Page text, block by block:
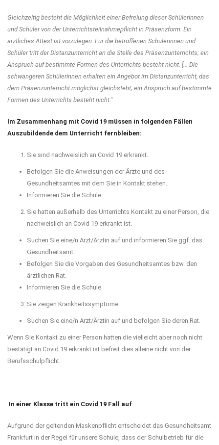
Gleichzeitig besteht die Möglichkeit einer Befreiung dieser Schülerinnen
und Schüler von der Unterrichtsteilnahmepflicht in Präsenzform. Ein
ärztliches Attest ist vorzulegen. Für die betroffenen Schülerinnen und
Schüler tritt der Distanzunterricht an die Stelle des Präsenzunterrichts; ein
Anspruch auf bestimmte Formen des Unterrichts besteht nicht. [... Die
schwangeren Schülerinnen erhalten ein Angebot im Distanzunterricht, das
dem Präsenzunterricht möglichst gleichsteht; ein Anspruch auf bestimmte
Formen des Unterrichts besteht nicht."
Im Zusammenhang mit Covid 19 müssen in folgenden Fällen
Auszubildende dem Unterricht fernbleiben:
Sie sind nachweislich an Covid 19 erkrankt.
Befolgen Sie die Anweisungen der Ärzte und des
Gesundheitsamtes mit dem Sie in Kontakt stehen.
Informieren Sie die Schule
Sie hatten außerhalb des Unterrichts Kontakt zu einer Person, die
nachweislich an Covid 19 erkrankt ist.
Suchen Sie eine/n Arzt/Ärztin auf und informieren Sie ggf. das
Gesundheitsamt.
Befolgen Sie die Vorgaben des Gesundheitsamtes bzw. den
ärztlichen Rat.
Informieren Sie die Schule
Sie zeigen Krankheitssymptome
Suchen Sie eine/n Arzt/Ärztin auf und befolgen Sie deren Rat.
Wenn Sie Kontakt zu einer Person hatten die vielleicht aber noch nicht
bestätigt an Covid 19 erkrankt ist befreit dies alleine nicht von der
Berufsschulpflicht.
In einer Klasse tritt ein Covid 19 Fall auf
Aufgrund der geltenden Maskenpflicht entscheidet das Gesundheitsamt
Frankfurt in der Regel für unsere Schule, dass der Schulbetrieb für die